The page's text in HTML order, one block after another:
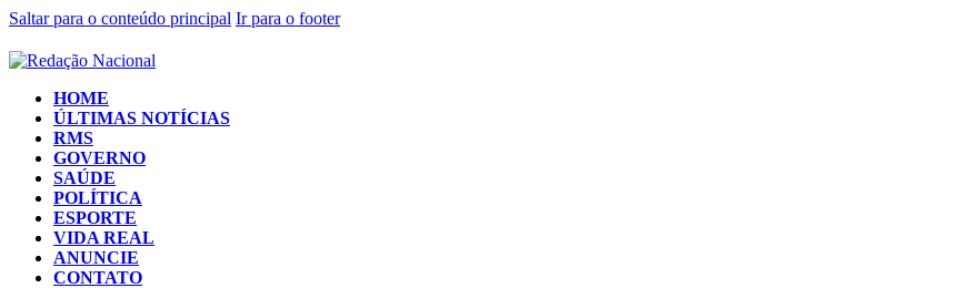
Saltar para o conteúdo principal Ir para o footer
HOME
ÚLTIMAS NOTÍCIAS
RMS
GOVERNO
SAÚDE
POLÍTICA
ESPORTE
VIDA REAL
ANUNCIE
CONTATO